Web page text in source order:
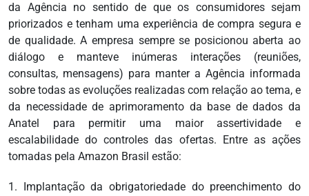
da Agência no sentido de que os consumidores sejam
priorizados e tenham uma experiência de compra segura e
de qualidade. A empresa sempre se posicionou aberta ao
diálogo e manteve inúmeras interações (reuniões,
consultas, mensagens) para manter a Agência informada
sobre todas as evoluções realizadas com relação ao tema, e
da necessidade de aprimoramento da base de dados da
Anatel para permitir uma maior assertividade e
escalabilidade do controles das ofertas. Entre as ações
tomadas pela Amazon Brasil estão:
1. Implantação da obrigatoriedade do preenchimento do